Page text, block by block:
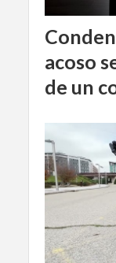
acoso
de un